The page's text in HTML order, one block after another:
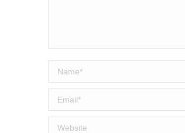
Name *
Email *
Website